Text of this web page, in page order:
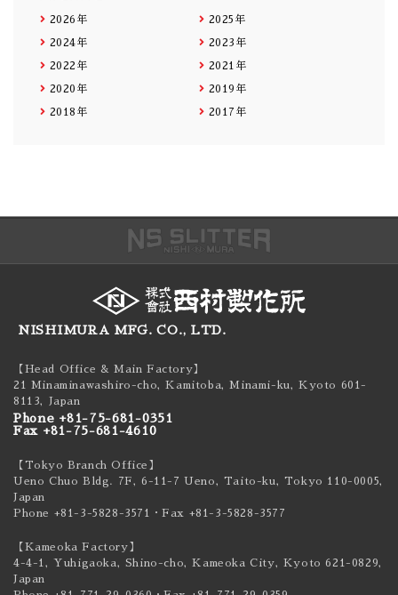
2026年 2025年
2024年 2023年
2022年 2021年
2020年 2019年
2018年 2017年
NISHIMURA MFG. CO., LTD.
【Head Office & Main Factory】
21 Minaminawashiro-cho, Kamitoba, Minami-ku,Kyoto 601-
8113, Japan
Phone +81-75-681-0351
Fax +81-75-681-4610
【Tokyo Branch Office】
Ueno Chuo Bldg. 7F, 6-11-7 Ueno, Taito-ku, Tokyo 110-0005,
Japan
Phone +81-3-5828-3571
・Fax +81-3-5828-3577
【Kameoka Factory】
4-4-1, Yuhigaoka, Shino-cho, Kameoka City, Kyoto 621-0829,
Japan